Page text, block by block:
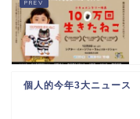
個人的今年3大ニュース